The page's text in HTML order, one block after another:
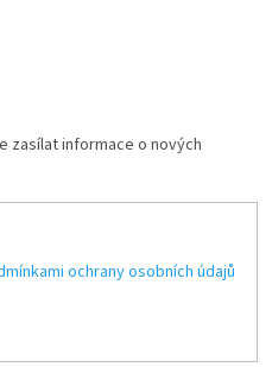
zasílat informace o nových
ochrany osobních údajů